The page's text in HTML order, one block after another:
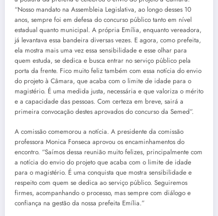
“Nosso mandato na Assembleia Legislativa, ao longo desses 10
anos, sempre foi em defesa do concurso público tanto em nível
estadual quanto municipal. A própria Emília, enquanto vereadora,
já levantava essa bandeira diversas vezes. E agora, como prefeita,
ela mostra mais uma vez essa sensibilidade e esse olhar para
quem estuda, se dedica e busca entrar no serviço público pela
porta da frente. Fico muito feliz também com essa notícia do envio
do projeto à Câmara, que acaba com o limite de idade para o
magistério. É uma medida justa, necessária e que valoriza o mérito
e a capacidade das pessoas. Com certeza em breve, sairá a
primeira convocação destes aprovados do concurso da Semed”.
A comissão comemorou a notícia. A presidente da comissão
professora Monica Fonseca aprovou os encaminhamentos do
encontro. “Saímos dessa reunião muito felizes, principalmente com
a notícia do envio do projeto que acaba com o limite de idade
para o magistério. É uma conquista que mostra sensibilidade e
respeito com quem se dedica ao serviço público. Seguiremos
firmes, acompanhando o processo, mas sempre com diálogo e
confiança na gestão da nossa prefeita Emília.”